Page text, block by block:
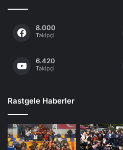
8.000
Takipçi
6.420
Takipçi
Rastgele Haberler